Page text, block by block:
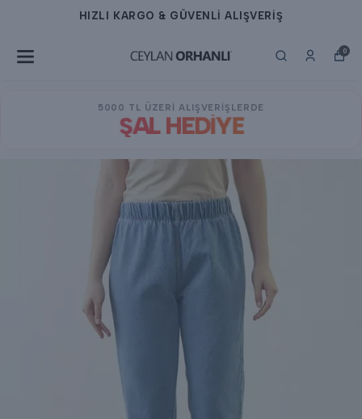
HIZLI KARGO & GÜVENLİ ALIŞVERİŞ
0
5000 TL ÜZERİ ALIŞVERİŞLERDE
ŞAL HEDİYE